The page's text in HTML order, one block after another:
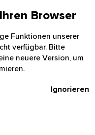
Browser
Funktionen unserer
verfügbar. Bitte
neuere Version, um
Ignorieren